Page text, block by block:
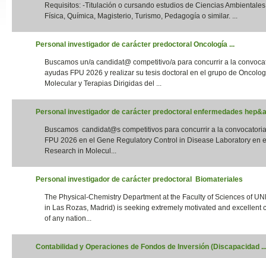
Requisitos: -Titulación o cursando estudios de Ciencias
Física, Química, Magisterio, Turismo, Pedagogía o similar. ...
Personal investigador de carácter predoctoral Oncología ...
Buscamos un/a candidat@ competitivo/a para concurrir a la
ayudas FPU 2026 y realizar su tesis doctoral en el grupo de
Molecular y Terapias Dirigidas del ...
Personal investigador de carácter predoctoral enfermedades
Buscamos candidat@s competitivos para concurrir a la
FPU 2026 en el Gene Regulatory Control in Disease Laboratory en
Research in Molecul...
Personal investigador de carácter predoctoral Biomateriales
The Physical-Chemistry Department at the Faculty of Sciences of
in Las Rozas, Madrid) is seeking extremely motivated and excellent
of any nation...
Contabilidad y Operaciones de Fondos de Inversión (Discapacidad ...